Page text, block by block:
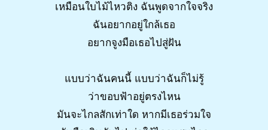
เหมือนใบไม้ไหวติง ฉันพูดจากใจจริง
ฉันอยากอยู่ใกล้เธอ
อยากจูงมือเธอไปสู่ฝัน
แบบว่าฉันคนนี้ แบบว่าฉันก็ไม่รู้
ว่าขอบฟ้าอยู่ตรงไหน
มันจะไกลสักเท่าใด หากมีเธอร่วมใจ